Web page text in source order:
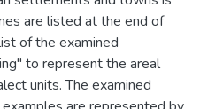
are listed at the end of
of the examined
to represent the areal
units. The examined